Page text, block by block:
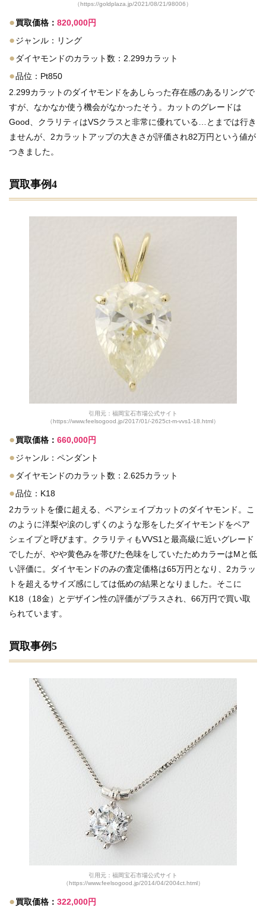
（https://goldplaza.jp/2021/08/21/98006）
●買取価格： 820,000円
●ジャンル：リング
● ダイヤモンドのカラット数：2.299カラット
●品位：Pt850
2.299カラットのダイヤモンドをあしらった存在感のあるリングで
すが、なかなか使う機会がなかったそう。カットのグレードは
Good、クラリティはVSクラスと非常に優れている…とまでは行き
ませんが、2カラットアップの大きさが評価され82万円という値が
つきました。
買取事例4
引用元：福岡宝石市場公式サイト
（https://www.feelsogood.jp/2017/01/-2625ct-m-vvs1-18.html）
●買取価格： 660,000円
●ジャンル：ペンダント
● ダイヤモンドのカラット数：2.625カラット
●品位：K18
2カラットを優に超える、ペアシェイプカットのダイヤモンド。こ
のように洋梨や涙のしずくのような形をしたダイヤモンドをペア
シェイプと呼びます。クラリティもVVS1と最高級に近いグレード
でしたが、やや黄色みを帯びた色味をしていたためカラーはMと低
い評価に。ダイヤモンドのみの査定価格は65万円となり、2カラッ
トを超えるサイズ感にしては低めの結果となりました。そこに
K18（18金）とデザイン性の評価がプラスされ、66万円で買い取
られています。
買取事例5
引用元：福岡宝石市場公式サイト
（https://www.feelsogood.jp/2014/04/2004ct.html）
●買取価格： 322,000円